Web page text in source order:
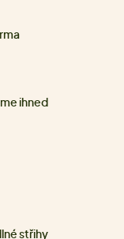
ihned
střihy